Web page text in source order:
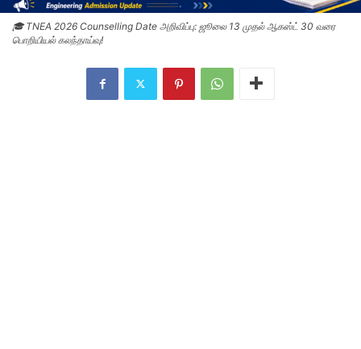
🎓 TNEA 2026 Counselling Date அறிவிப்பு: ஜூலை 13 முதல் ஆகஸ்ட் 30 வரை
பொறியியல் கலந்தாய்வு!